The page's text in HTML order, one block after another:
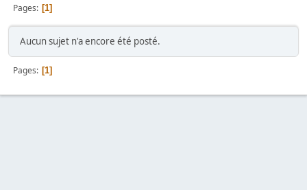
Pages 1
Aucun sujet n'a encore été posté.
Pages 1